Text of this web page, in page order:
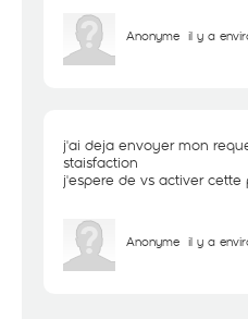
Anonyme il y a
j'ai deja envoyer mon
staisfaction
j'espere de vs activer cette
Anonyme il y a